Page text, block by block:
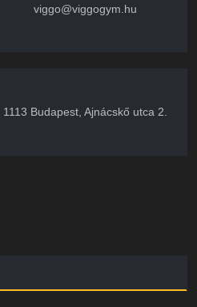
viggo@viggogym.hu
1113 Budapest, Ajnácskő utca 2.